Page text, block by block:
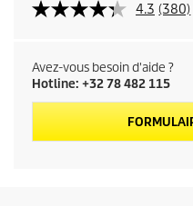
4.3 (380)
Avez-vous besoin d'aide ?
Hotline: +32 78 482 115